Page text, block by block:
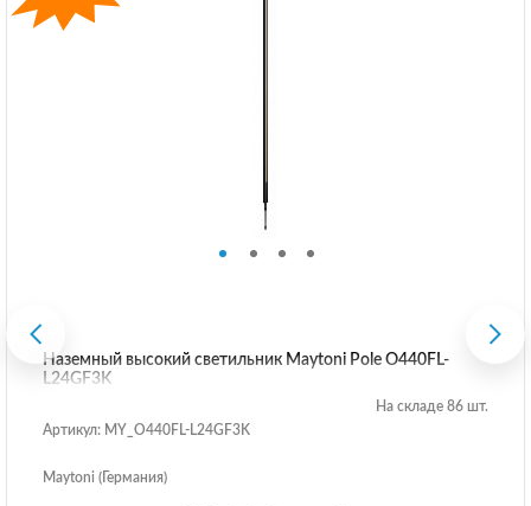
Наземный высокий светильник Maytoni Pole O440FL-
L24GF3K
На складе 86 шт.
Артикул: MY_O440FL-L24GF3K
Maytoni (Германия)